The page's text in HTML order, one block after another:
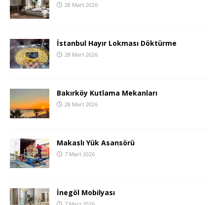
28 Mart 2026
İstanbul Hayır Lokması Döktürme
28 Mart 2026
Bakırköy Kutlama Mekanları
28 Mart 2026
Makaslı Yük Asansörü
7 Mart 2026
İnegöl Mobilyası